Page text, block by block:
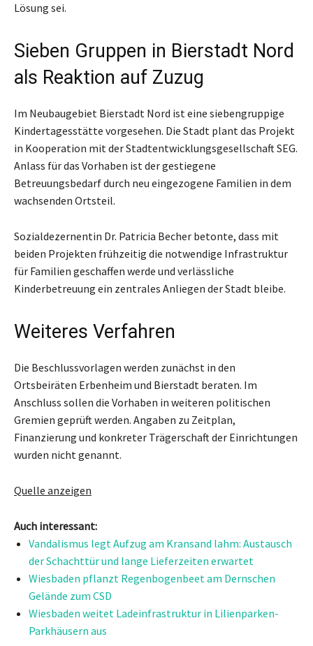
Lösung sei.
Sieben Gruppen in Bierstadt Nord
als Reaktion auf Zuzug
Im Neubaugebiet Bierstadt Nord ist eine siebengruppige
Kindertagesstätte vorgesehen. Die Stadt plant das Projekt
in Kooperation mit der Stadtentwicklungsgesellschaft SEG.
Anlass für das Vorhaben ist der gestiegene
Betreuungsbedarf durch neu eingezogene Familien in dem
wachsenden Ortsteil.
Sozialdezernentin Dr. Patricia Becher betonte, dass mit
beiden Projekten frühzeitig die notwendige Infrastruktur
für Familien geschaffen werde und verlässliche
Kinderbetreuung ein zentrales Anliegen der Stadt bleibe.
Weiteres Verfahren
Die Beschlussvorlagen werden zunächst in den
Ortsbeiräten Erbenheim und Bierstadt beraten. Im
Anschluss sollen die Vorhaben in weiteren politischen
Gremien geprüft werden. Angaben zu Zeitplan,
Finanzierung und konkreter Trägerschaft der Einrichtungen
wurden nicht genannt.
Quelle anzeigen
Auch interessant:
Vandalismus legt Aufzug am Kransand lahm: Austausch
der Schachttür und lange Lieferzeiten erwartet
Wiesbaden pflanzt Regenbogenbeet am Dernschen
Gelände zum CSD
Wiesbaden weitet Ladeinfrastruktur in Lilienparken-
Parkhäusern aus